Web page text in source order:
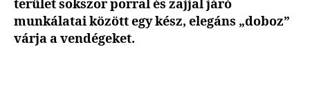
terület sokszor porral és zajjal járó
munkálatai között egy kész, elegáns „doboz”
várja a vendégeket.